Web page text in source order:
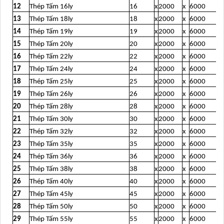
12
Thép Tấm 16ly 16 x2000 x 6000
13
Thép Tấm 18ly 18 x2000 x 6000
14
Thép Tấm 19ly 19 x2000 x 6000
15
Thép Tấm 20ly 20 x2000 x 6000
16
Thép Tấm 22ly 22 x2000 x 6000
17
Thép Tấm 24ly 24 x2000 x 6000
18
Thép Tấm 25ly 25 x2000 x 6000
19
Thép Tấm 26ly 26 x2000 x 6000
20
Thép Tấm 28ly 28 x2000 x 6000
21
Thép Tấm 30ly 30 x2000 x 6000
22
Thép Tấm 32ly 32 x2000 x 6000
23
Thép Tấm 35ly 35 x2000 x 6000
24
Thép Tấm 36ly 36 x2000 x 6000
25
Thép Tấm 38ly 38 x2000 x 6000
26
Thép Tấm 40ly 40 x2000 x 6000
27
Thép Tấm 45ly 45 x2000 x 6000
28
Thép Tấm 50ly 50 x2000 x 6000
29
Thép Tấm 55ly 55 x2000 x 6000